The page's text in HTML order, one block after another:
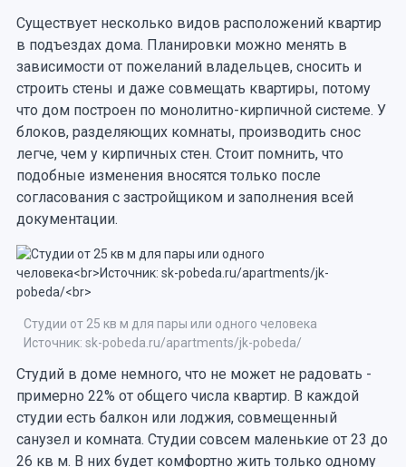
Существует несколько видов расположений квартир
в подъездах дома. Планировки можно менять в
зависимости от пожеланий владельцев, сносить и
строить стены и даже совмещать квартиры, потому
что дом построен по монолитно-кирпичной системе. У
блоков, разделяющих комнаты, производить снос
легче, чем у кирпичных стен. Стоит помнить, что
подобные изменения вносятся только после
согласования с застройщиком и заполнения всей
документации.
Студии от 25 кв м для пары или одного человека
Источник: sk-pobeda.ru/apartments/jk-pobeda/
Студий в доме немного, что не может не радовать -
примерно 22% от общего числа квартир. В каждой
студии есть балкон или лоджия, совмещенный
санузел и комната. Студии совсем маленькие от 23 до
26 кв м. В них будет комфортно жить только одному